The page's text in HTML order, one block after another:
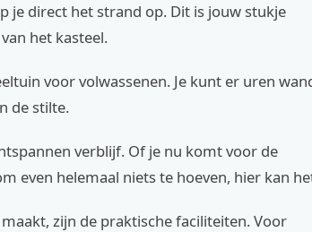
je direct het strand op. Dit is jouw stukje
het kasteel.
voor volwassenen. Je kunt er uren
de stilte.
verblijf. Of je nu komt voor de
even helemaal niets te hoeven, hier kan
zijn de praktische faciliteiten. Voor